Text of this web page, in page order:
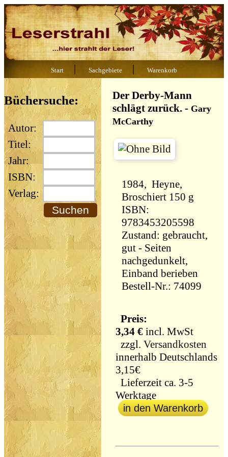
Start | Sachgebiete | Warenkorb
Büchersuche:
Autor:
Titel:
Jahr:
ISBN:
Verlag:
Der Derby-Mann
schlägt zurück. - Gary
McCarthy
1984, Heyne,
Broschiert 150 g
ISBN:
9783453205598
Zustand: gebraucht,
gut - Seiten
nachgedunkelt,
Einband berieben
Bestell-Nr.: 74099
Preis:
3,34 € incl. MwSt
zzgl.Versandkosten
innerhalb Deutschlands
3,15€
Lieferzeit ca. 3-5
Werktage
in den Warenkorb